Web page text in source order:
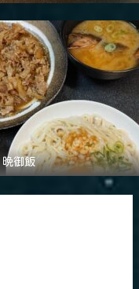
晩御飯